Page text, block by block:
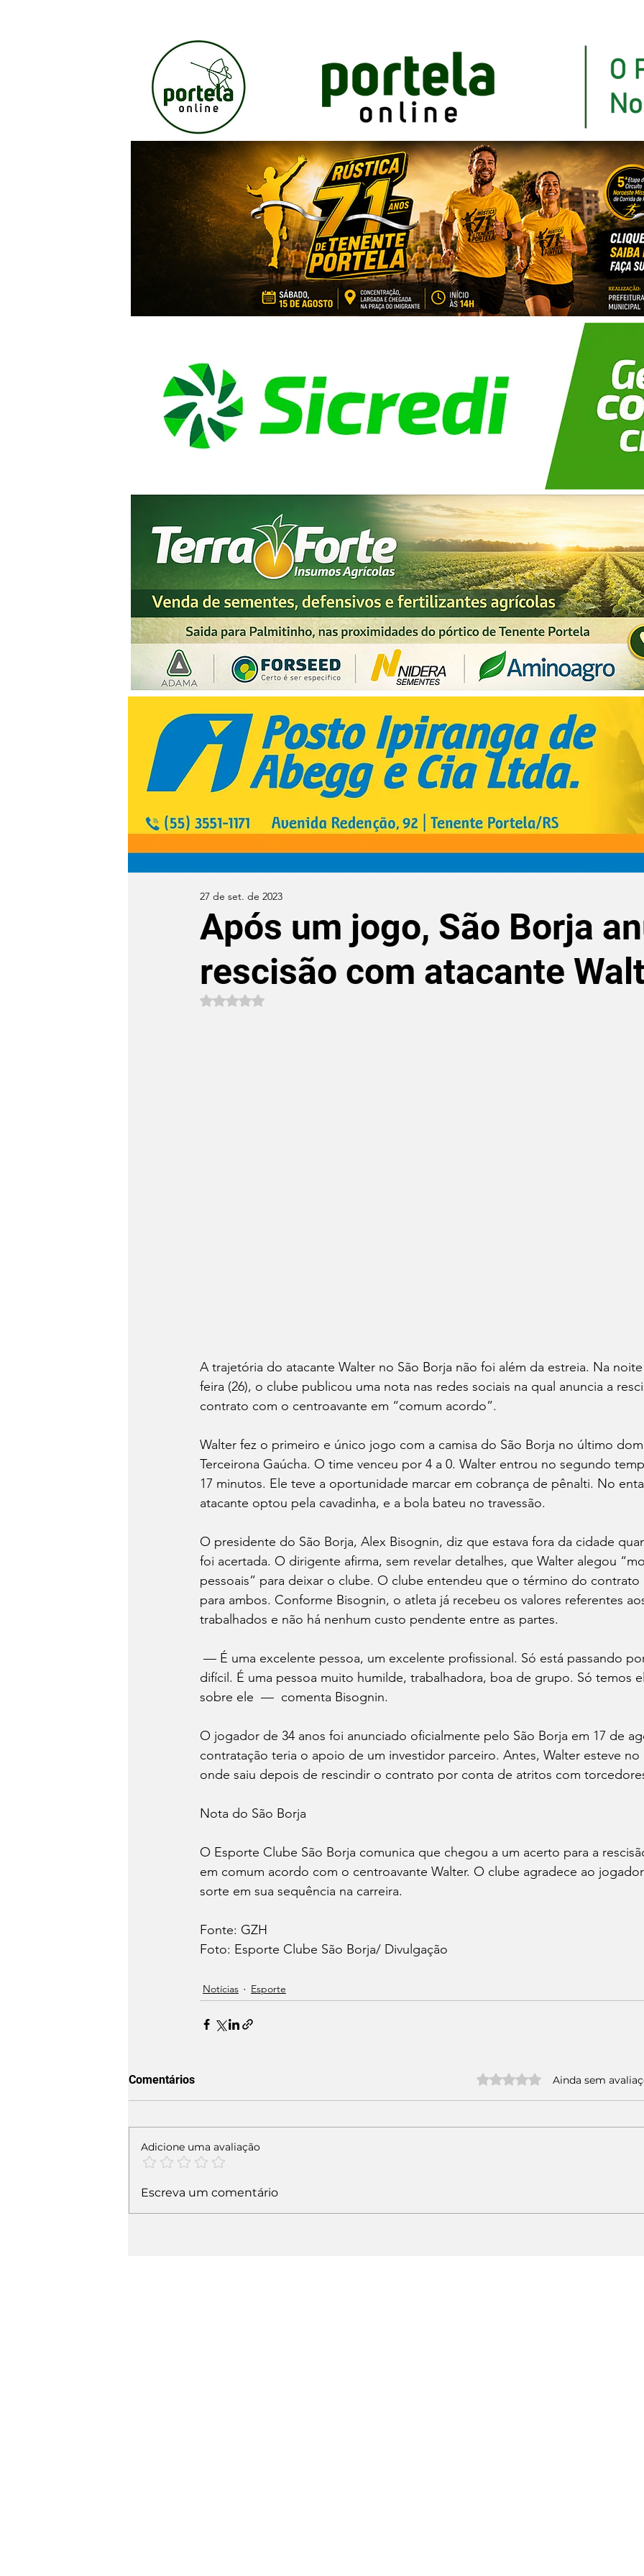
Após um jogo, São Borja
rescisão com atacante
27 de set. de 2023
Avaliado com NaN de 5 estrelas.
A trajetória do atacante Walter no São Borja não foi além da estreia. Na
feira (26), o clube publicou uma nota nas redes sociais na qual anuncia a
contrato com o centroavante em “comum acordo”.
Walter fez o primeiro e único jogo com a camisa do São Borja no último
Terceirona Gaúcha. O time venceu por 4 a 0. Walter entrou no segundo
17 minutos. Ele teve a oportunidade marcar em cobrança de pênalti. No
atacante optou pela cavadinha, e a bola bateu no travessão.
O presidente do São Borja, Alex Bisognin, diz que estava fora da cidade
foi acertada. O dirigente afirma, sem revelar detalhes, que Walter alegou
pessoais” para deixar o clube. O clube entendeu que o término do
para ambos. Conforme Bisognin, o atleta já recebeu os valores referentes
trabalhados e não há nenhum custo pendente entre as partes.
difícil. É uma pessoa muito humilde, trabalhadora, boa de grupo. Só temos
sobre ele  —  comenta Bisognin.
O jogador de 34 anos foi anunciado oficialmente pelo São Borja em 17 de
contratação teria o apoio de um investidor parceiro. Antes, Walter esteve
onde saiu depois de rescindir o contrato por conta de atritos com
Nota do São Borja
O Esporte Clube São Borja comunica que chegou a um acerto para a
em comum acordo com o centroavante Walter. O clube agradece ao
sorte em sua sequência na carreira.
Fonte: GZH
Foto: Esporte Clube São Borja/ Divulgação
Notícias Esporte
Comentários Avaliado com 0 de 5 estrelas.
Ainda sem
Adicione uma avaliação
Escreva um comentário